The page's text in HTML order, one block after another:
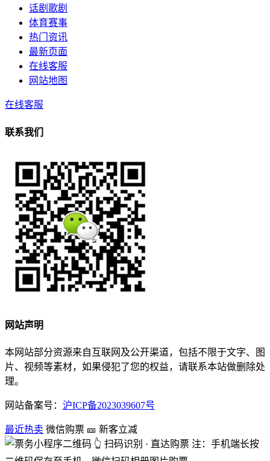
话剧歌剧
体育赛事
热门资讯
最新页面
在线客服
网站地图
在线客服
联系我们
网站声明
本网站部分资源来自互联网及公开渠道，包括不限于文字、图
片、视频等素材，如果侵犯了您的权益，请联系本站做删除处
理。
网站备案号： 沪ICP备2023039607号
最近热卖 微信购票 🎫 新客立减
👆 扫码识别 · 直达购票 注：手机端长按